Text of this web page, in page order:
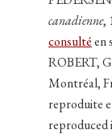
canadienne,
consultéen
ROBERT,
Montréal,
reproduite
reproduced